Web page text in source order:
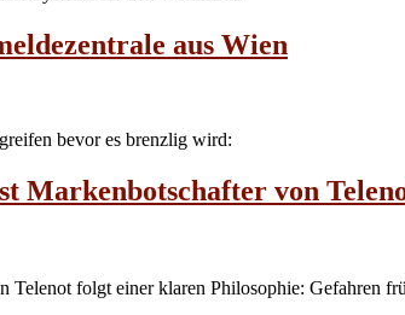
aus Wien
bevor es brenzlig wird:
Markenbotschafter von
Telenot folgt einer klaren Philosophie: Gefahren